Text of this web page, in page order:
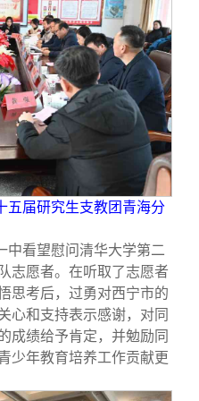
五届研究生支教团青海分
中看望慰问清华大学第二
志愿者。在听取了志愿者
思考后，过勇对西宁市的
心和支持表示感谢，对同
成绩给予肯定，并勉励同
少年教育培养工作贡献更